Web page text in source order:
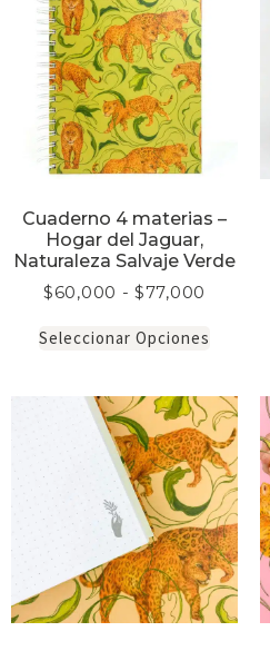
Cuaderno 4 materias –
Hogar del Jaguar,
Naturaleza Salvaje Verde
$60,000 - $77,000
Seleccionar Opciones